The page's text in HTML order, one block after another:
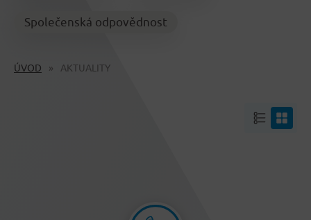
Společenská odpovědnost
ÚVOD AKTUALITY